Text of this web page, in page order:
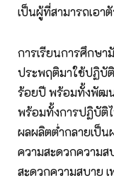
เป็นผู้ที่สามารถเอ
การเรียนการศึกษา
ประพฤติมาใช้ปฏิบัติ
ร้อยปี พร้อมทั้งพัฒน
พร้อมทั้งการปฏิบัติ
ผลผลิตต่ำกลายเป็น
ความสะดวกความส
สะดวกความสบาย